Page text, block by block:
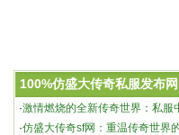
新开传奇私服资源大全
100%仿盛大传奇私服发布网
·激情燃烧的全新传奇世界：私服
·仿盛大传奇sf网：重温传奇世界